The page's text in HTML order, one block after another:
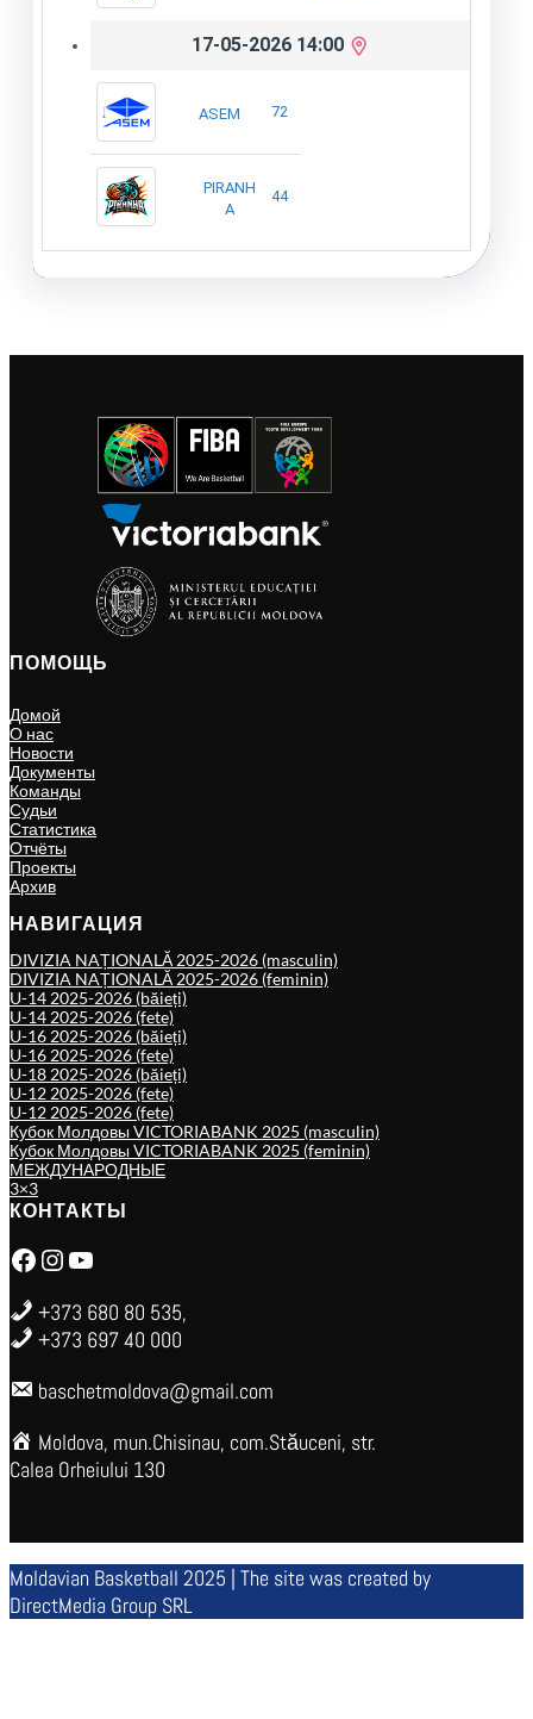
17-05-2026 14:00
ASEM 72
PIRANH
A
44
ПОМОЩЬ
Домой
О нас
Новости
Документы
Команды
Судьи
Статистика
Отчёты
Проекты
Архив
НАВИГАЦИЯ
DIVIZIA NAȚIONALĂ 2025-2026 (masculin)
DIVIZIA NAȚIONALĂ 2025-2026 (feminin)
U-14 2025-2026 (băieți)
U-14 2025-2026 (fete)
U-16 2025-2026 (băieți)
U-16 2025-2026 (fete)
U-18 2025-2026 (băieți)
U-12 2025-2026 (fete)
U-12 2025-2026 (fete)
Кубок Молдовы VICTORIABANK 2025 (masculin)
Кубок Молдовы VICTORIABANK 2025 (feminin)
МЕЖДУНАРОДНЫЕ
3×3
КОНТАКТЫ
Facebook Instagram YouTube
+373 680 80 535,
+373 697 40 000
baschetmoldova@gmail.com
Moldova, mun.Chisinau, com.Stăuceni, str.
Calea Orheiului 130
Moldavian Basketball 2025 | The site was created by
DirectMedia Group SRL